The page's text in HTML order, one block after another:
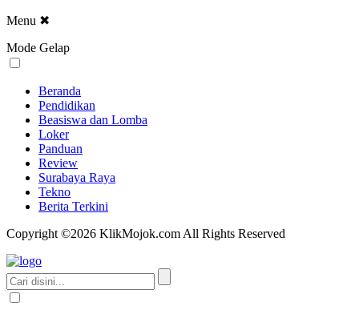
Menu ✖
Mode Gelap
Beranda
Pendidikan
Beasiswa dan Lomba
Loker
Panduan
Review
Surabaya Raya
Tekno
Berita Terkini
Copyright ©2026 KlikMojok.com All Rights Reserved